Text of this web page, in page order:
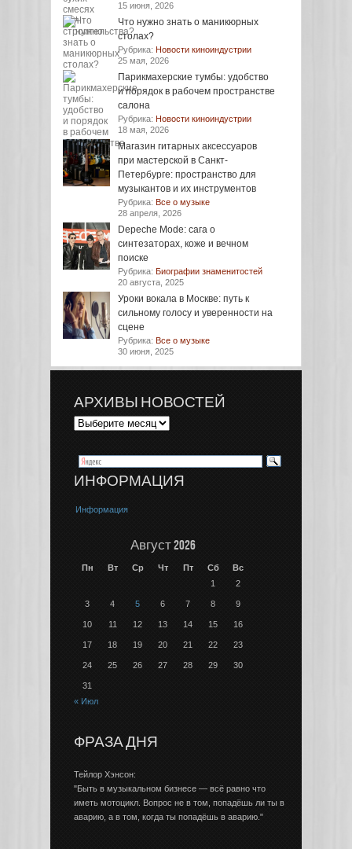
15 июня, 2026
Что нужно знать о маникюрных
столах?
Рубрика: Новости киноиндустрии
25 мая, 2026
Парикмахерские тумбы: удобство
и порядок в рабочем пространстве
салона
Рубрика: Новости киноиндустрии
18 мая, 2026
Магазин гитарных аксессуаров
при мастерской в Санкт-
Петербурге: пространство для
музыкантов и их инструментов
Рубрика: Все о музыке
28 апреля, 2026
Depeche Mode: сага о
синтезаторах, коже и вечном
поиске
Рубрика: Биографии знаменитостей
20 августа, 2025
Уроки вокала в Москве: путь к
сильному голосу и уверенности на
сцене
Рубрика: Все о музыке
30 июня, 2025
АРХИВЫ НОВОСТЕЙ
ИНФОРМАЦИЯ
Информация
Август 2026
Пн Вт Ср Чт Пт Сб
Вс
1
2
3 4 5 6 7 8 9
10 11 12 13 14 15 16
17 18 19 20 21 22 23
24 25 26 27 28 29 30
31
« Июл
ФРАЗА ДНЯ
Тейлор Хэнсон:
"Быть в музыкальном бизнесе — всё равно что
иметь мотоцикл. Вопрос не в том, попадёшь ли ты в
аварию, а в том, когда ты попадёшь в аварию."